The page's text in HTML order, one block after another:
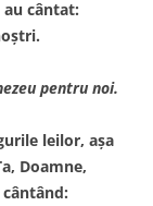
cântat:
pentru noi.
leilor, aşa
Doamne,